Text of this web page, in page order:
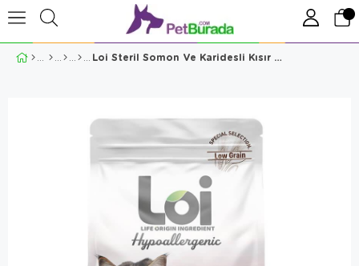
Loi Steril Somon Ve Karidesli Kısır Kedi Maması 2 Kg